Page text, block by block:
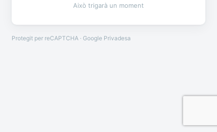
Això trigarà un moment
Protegit per reCAPTCHA · Google Privadesa